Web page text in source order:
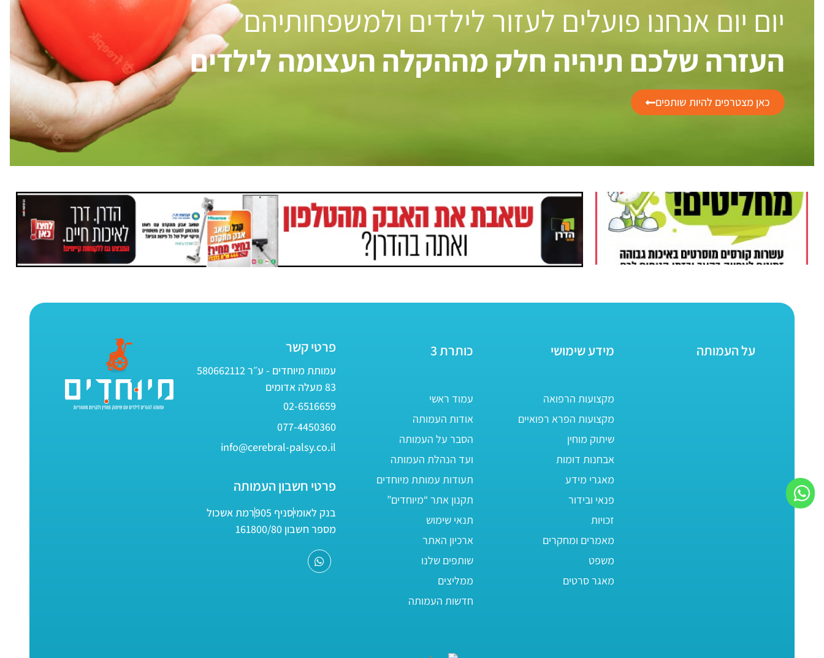
יום יום אנחנו פועלים לעזור לילדים ולמשפחותיהם
העזרה שלכם תיהיה חלק מההקלה העצומה לילדים
כאן מצטרפים להיות שותפים
על העמותה מידע שימושי
מקצועות הרפואה
מקצועות הפרא רפואיים
שיתוק מוחין
אבחנות דומות
מאגרי מידע
פנאי ובידור
זכויות
מאמרים ומחקרים
משפט
מאגר סרטים
כותרת 3
עמוד ראשי
אודות העמותה
הסבר על העמותה
ועד הנהלת העמותה
תעודות עמותת מיוחדים
תקנון אתר “מיוחדים”
תנאי שימוש
ארכיון האתר
שותפים שלנו
ממליצים
חדשות העמותה
פרטי קשר
עמותת מיוחדים - ע״ר 580662112
83 מעלה אדומים
02-6516659
077-4450360
info@cerebral-palsy.co.il
פרטי חשבון העמותה
בנק לאומיסניף 905
רמת אשכול
מספר חשבון 161800/80